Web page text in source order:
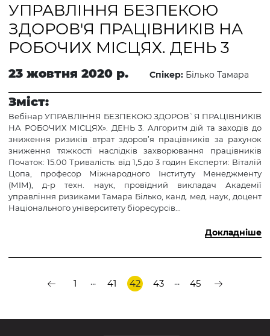
УПРАВЛІННЯ БЕЗПЕКОЮ
ЗДОРОВ'Я ПРАЦІВНИКІВ НА
РОБОЧИХ МІСЦЯХ. ДЕНЬ 3
23 жовтня 2020 р. Спікер: Білько Тамара
Зміст:
Вебінар УПРАВЛІННЯ БЕЗПЕКОЮ ЗДОРОВ`Я ПРАЦІВНИКІВ
НА РОБОЧИХ МІСЦЯХ». ДЕНЬ 3. Алгоритм дій та заходів до
зниження ризиків втрат здоров’я працівників за рахунок
зниження тяжкості наслідків захворювання працівників
Початок: 15.00 Тривалість: від 1,5 до 3 годин Експерти: Віталій
Цопа, професор Міжнародного Інституту Менеджменту
(МІМ), д-р техн. наук, провідний викладач Академії
управління ризиками Тамара Білько, канд. мед. наук, доцент
Національного університету біоресурсів...
Докладніше
1 ... 41 42 43 ... 45